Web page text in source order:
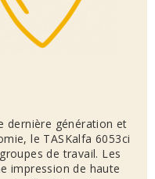
dernière génération et
le TASKalfa 6053ci
de travail. Les
impression de haute